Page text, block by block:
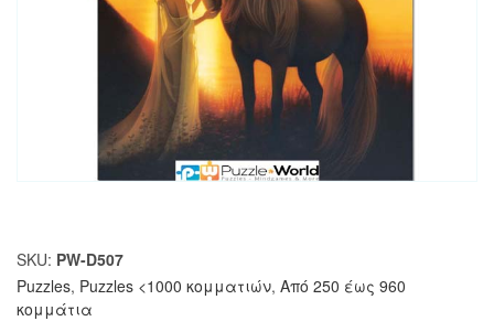
SKU: PW-D507
Puzzles, Puzzles <1000 κομματιών, Από 250 έως 960
κομμάτια